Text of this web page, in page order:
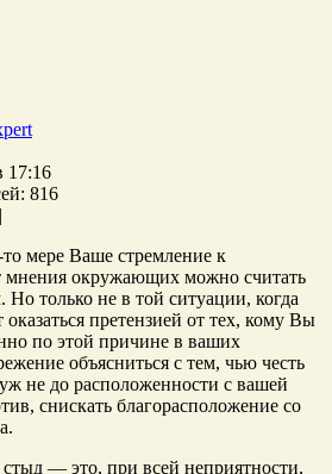
17:16
816
|
то мере Ваше стремление к
мнения окружающих можно считать
только не в той ситуации, когда
претензией от тех, кому Вы
по этой причине в ваших
объясниться с тем, чью честь
не до расположенности с вашей
снискать благорасположение со
— это, при всей неприятности,